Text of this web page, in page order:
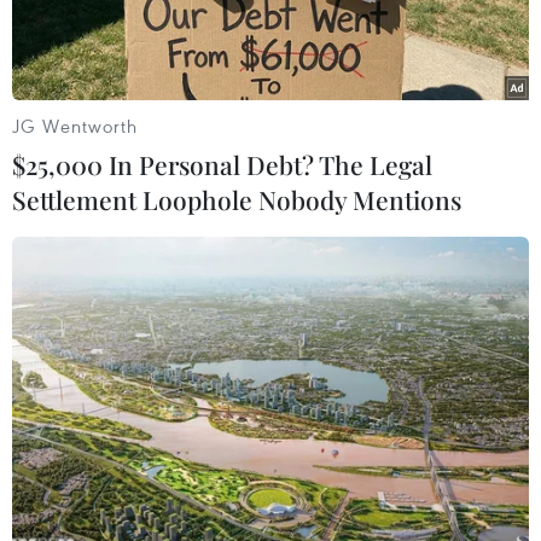
Hiện nay, nhà đầu tư đang mất niềm tin vào thị trường, khối
lượng phát hành trái phiếu mới sụt giảm.
Để tháo gỡ khó khăn cho thị trường trái phiếu
doanh nghiệp, Bộ Tài chính đã phối hợp các Bộ,
ngành nghiên cứu, xây dựng các giải pháp ổn
định và phát triển thị trường minh bạch, bền
JG Wentworth
$25,000 In Personal Debt? The Legal
Settlement Loophole Nobody Mentions